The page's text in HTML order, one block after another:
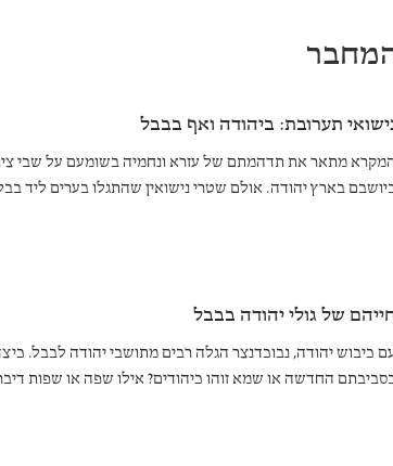
תערובת: ביהודה ואף בבבל
מתאר את תדהמתם של עזרא ונחמיה בשומעם על שבי
בארץ יהודה. אולם שטרי נישואין שהתגלו בערים ליד
של גולי יהודה בבבל
כיבוש יהודה, נבוכדנצר הגלה רבים מתושבי יהודה לבבל.
החדשה או שמא זוהו כיהודים? אילו שפה או שפות דיברו